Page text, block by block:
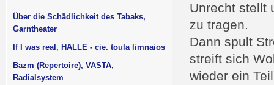
Unrecht stellt
zu tragen.
Dann spult
streift sich
wieder ein
Über die Schädlichkeit des Tabaks,
Garntheater
If I was real, HALLE - cie. toula limnaios
Bazm (Repertoire), VASTA,
Radialsystem